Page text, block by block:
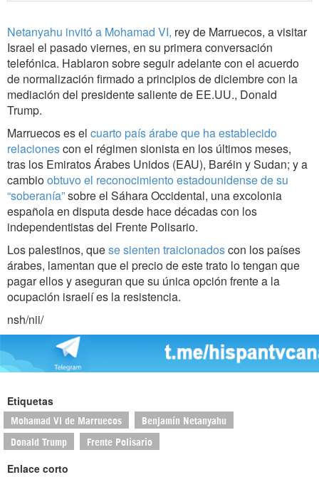
Netanyahu invitó a Mohamad VI, rey de Marruecos, a visitar
Israel el pasado viernes, en su primera conversación
telefónica. Hablaron sobre seguir adelante con el acuerdo
de normalización firmado a principios de diciembre con la
mediación del presidente saliente de EE.UU., Donald
Trump.
Marruecos es el cuarto país árabe que ha establecido
relacionescon el régimen sionista en los últimos meses,
tras los Emiratos Árabes Unidos (EAU), Baréin y Sudan; y a
cambioobtuvo el reconocimiento estadounidense de su
“soberanía”sobre el Sáhara Occidental, una excolonia
española en disputa desde hace décadas con los
independentistas del Frente Polisario.
Los palestinos, quese sienten traicionadoscon los países
árabes, lamentan que el precio de este trato lo tengan que
pagar ellos y aseguran que su única opción frente a la
ocupación israelí es la resistencia.
nsh/nii/
Etiquetas
Mohamad VI de Marruecos Benjamín Netanyahu
Donald Trump Frente Polisario
Enlace corto